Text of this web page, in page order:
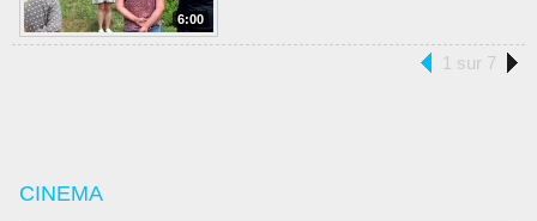
6:00
1 sur 7
CINEMA